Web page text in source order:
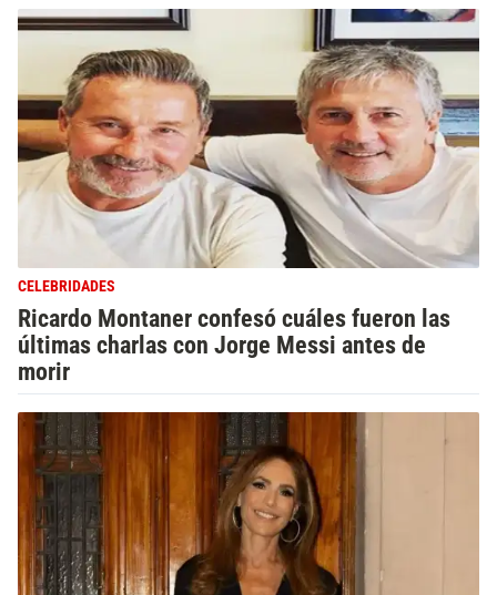
CELEBRIDADES
Ricardo Montaner confesó cuáles fueron las
últimas charlas con Jorge Messi antes de
morir